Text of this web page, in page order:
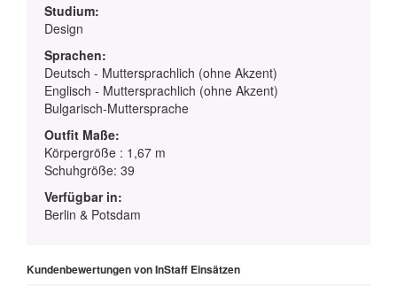
Studium:
Design
Sprachen:
Deutsch - Muttersprachlich (ohne Akzent)
Englisch - Muttersprachlich (ohne Akzent)
Bulgarisch-Muttersprache
Outfit Maße:
Körpergröße : 1,67 m
Schuhgröße: 39
Verfügbar in:
Berlin & Potsdam
Kundenbewertungen von InStaff Einsätzen